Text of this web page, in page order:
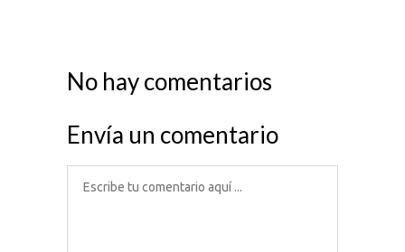
No hay comentarios
Envía un comentario